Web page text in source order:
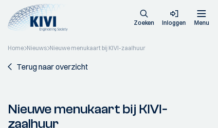
Zoeken Inloggen Menu
Home Nieuws Nieuwe menukaart bij KIVI-zaalhuur
Terug naar overzicht
Nieuwe menukaart bij KIVI-
zaalhuur